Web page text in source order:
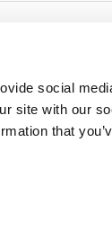
social
site with our
that